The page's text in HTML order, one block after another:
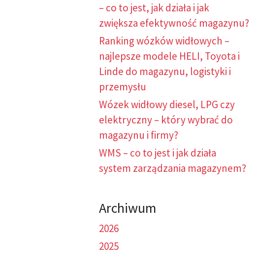
– co to jest, jak działa i jak
zwiększa efektywność magazynu?
Ranking wózków widłowych –
najlepsze modele HELI, Toyota i
Linde do magazynu, logistyki i
przemysłu
Wózek widłowy diesel, LPG czy
elektryczny – który wybrać do
magazynu i firmy?
WMS – co to jest i jak działa
system zarządzania magazynem?
Archiwum
2026
2025